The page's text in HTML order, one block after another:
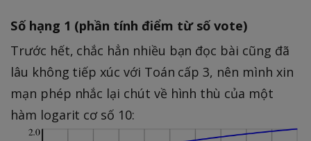
0
0
4
5
0
0
1.
0
0
6
8
0
=
5
0
0
0
}
=
Số hạng 1 (phần tính điểm từ số vote)
Trước hết, chắc hẳn nhiều bạn đọc bài cũng đã
lâu không tiếp xúc với Toán cấp 3, nên mình xin
mạn phép nhắc lại chút về hình thù của một
hàm logarit cơ số 10: